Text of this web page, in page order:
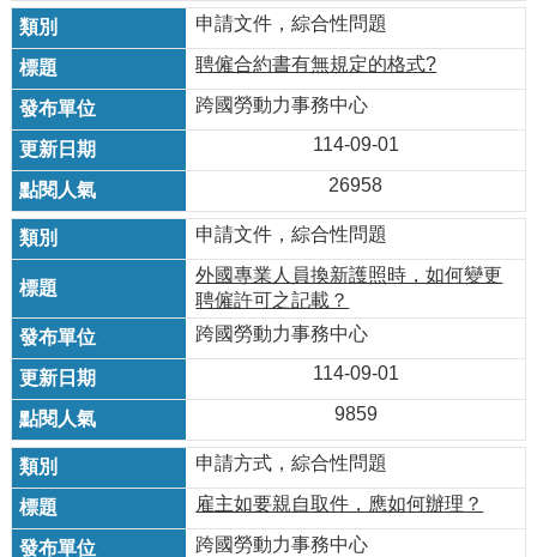
申請文件，綜合性問題
聘僱合約書有無規定的格式?
跨國勞動力事務中心
114-09-01
26958
申請文件，綜合性問題
外國專業人員換新護照時，如何變更
聘僱許可之記載？
跨國勞動力事務中心
114-09-01
9859
申請方式，綜合性問題
雇主如要親自取件，應如何辦理？
跨國勞動力事務中心